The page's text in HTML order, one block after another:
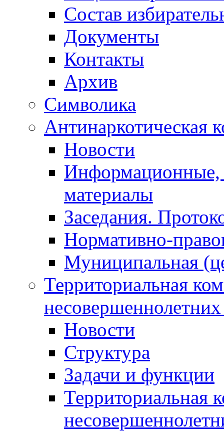
Состав
Документы
Контакты
Архив
Символика
Антинаркотическая
Новости
Информационные,
материалы
Заседания.
Нормативно-
Муниципальная
Территориальная
Новости
Структура
Задачи и функции
Территориальная